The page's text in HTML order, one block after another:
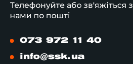
Телефонуйте або зв'яжіться з
нами по пошті
073 972 11 40
info@ssk.ua